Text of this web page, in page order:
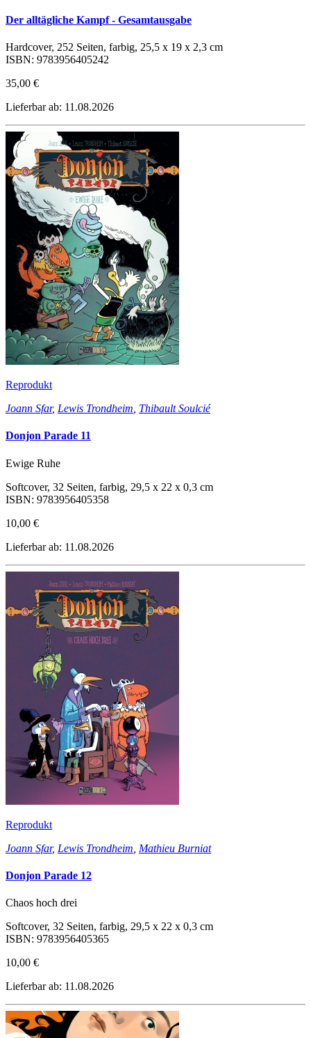
Der alltägliche Kampf - Gesamtausgabe
Hardcover, 252 Seiten, farbig, 25,5 x 19 x 2,3 cm
ISBN: 9783956405242
35,00 €
Lieferbar ab: 11.08.2026
Reprodukt
Joann Sfar, Lewis Trondheim Thibault Soulcié
Donjon Parade 11
Ewige Ruhe
Softcover, 32 Seiten, farbig, 29,5 x 22 x 0,3 cm
ISBN: 9783956405358
10,00 €
Lieferbar ab: 11.08.2026
Reprodukt
Joann Sfar, Lewis Trondheim Mathieu Burniat
Donjon Parade 12
Chaos hoch drei
Softcover, 32 Seiten, farbig, 29,5 x 22 x 0,3 cm
ISBN: 9783956405365
10,00 €
Lieferbar ab: 11.08.2026